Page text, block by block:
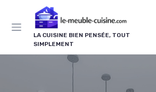
LA CUISINE BIEN PENSÉE, TOUT
SIMPLEMENT
Panneau de gestion des cookies